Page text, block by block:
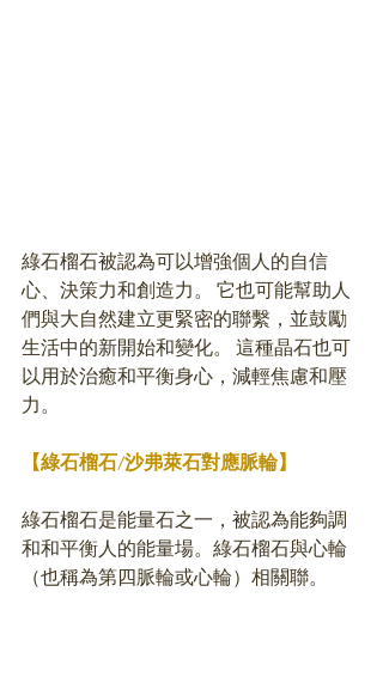
綠石榴石被認為可以增強個人的自信
心、決策力和創造力。 它也可能幫助人
們與大自然建立更緊密的聯繫，並鼓勵
生活中的新開始和變化。 這種晶石也可
以用於治癒和平衡身心，減輕焦慮和壓
力。
【綠石榴石/沙弗萊石對應脈輪】
綠石榴石是能量石之一，被認為能夠調
和和平衡人的能量場。綠石榴石與心輪
（也稱為第四脈輪或心輪）相關聯。